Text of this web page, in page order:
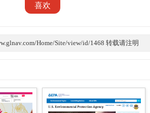
喜欢
Home/Site/view/id/1468 转载请注明